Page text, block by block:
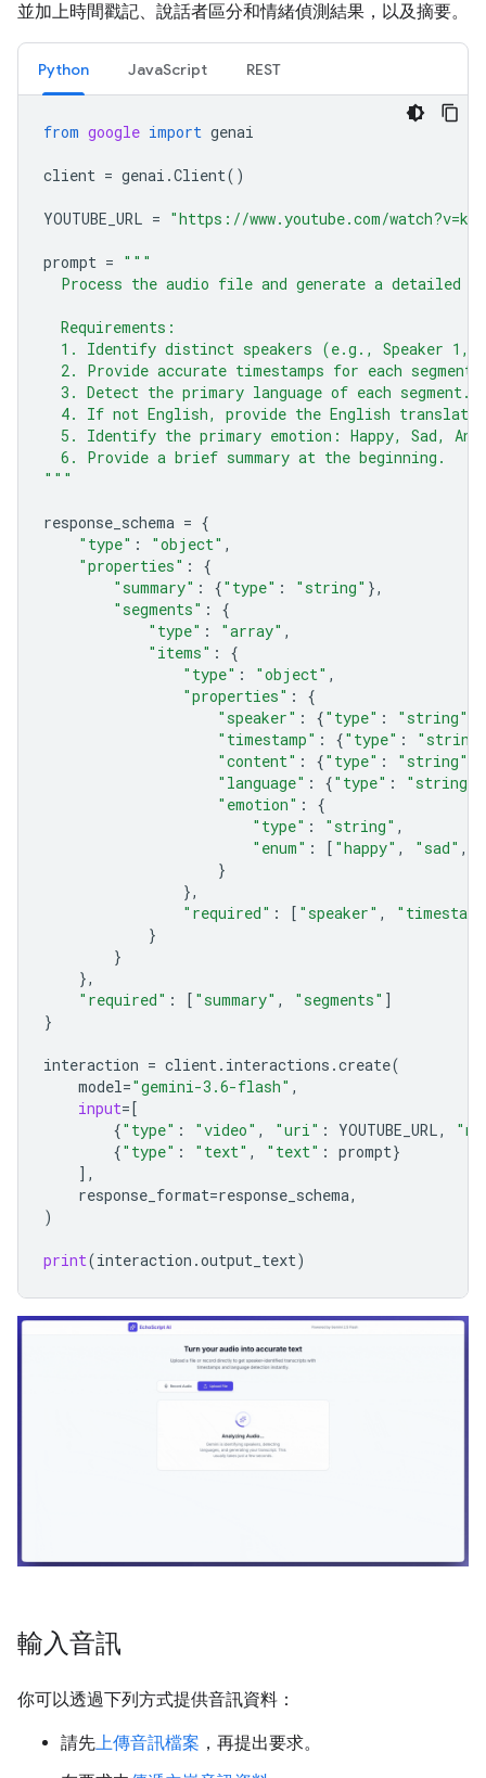
並加上時間戳記、說話者區分和情緒偵測結果，以及摘要。
Python JavaScript REST
from google import genai
client = genai .Client()
YOUTUBE_URL = "https://www.youtube.com/watch?v=ku-
prompt = """
Process the audio file and generate a detailed
  Requirements:
1. Identify distinct speakers (e.g., Speaker 1,
2. Provide accurate timestamps for each segment
  3. Detect the primary language of each segment.
4. If not English, provide the English
5. Identify the primary emotion: Happy, Sad,
  6. Provide a brief summary at the beginning.
"""
response_schema = {
"type" : "object" ,
"properties" :
{
"summary" : {"type" : "string" },
"segments" :
{
"type" : "array" ,
"items" :
{
"type" : "object" ,
"properties" :
{
"speaker" : {"type" : "string"
"timestamp" : {"type" :
"content" : {"type" : "string"
"language" : {"type" : "string"
"emotion" :
{
"type" : "string" ,
"enum" : [ "happy" , "sad" ,
}
},
"required" : [ "speaker" ,
}
}
},
"required" : [ "summary" , "segments" ]
}
interaction = client. interactions .create(
model="gemini-3.6-flash" ,
input=[
{"type" : "video" , "uri" : YOUTUBE_URL,
{"type" : "text" , "text" : prompt}
],
response_format=response_schema,
)
print(interaction .output_text)
輸入音訊
你可以透過下列方式提供音訊資料：
請先 上傳音訊檔案 ，再提出要求。